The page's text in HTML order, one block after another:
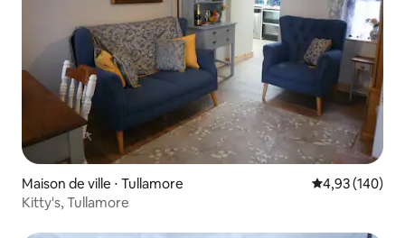
Maison de ville ⋅ Tullamore Évaluation
4,93 (140)
Kitty's, Tullamore